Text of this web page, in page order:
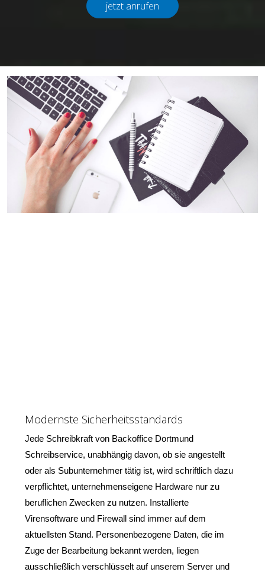
jetzt anrufen
Modernste Sicherheitsstandards
Jede Schreibkraft von Backoffice Dortmund
Schreibservice, unabhängig davon, ob sie angestellt
oder als Subunternehmer tätig ist, wird schriftlich dazu
verpflichtet, unternehmenseigene Hardware nur zu
beruflichen Zwecken zu nutzen. Installierte
Virensoftware und Firewall sind immer auf dem
aktuellsten Stand. Personenbezogene Daten, die im
Zuge der Bearbeitung bekannt werden, liegen
ausschließlich verschlüsselt auf unserem Server und